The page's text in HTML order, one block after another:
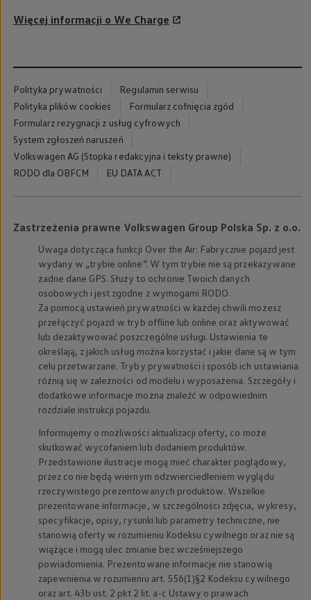
Urządzenia ładujące
Ochrona i pielęgnacja
Elektronika i rozrywka
Aktualizacje oprogramowania, map i radia
Aplikacje Volkswagen, logowanie i sklep
Znajdź usługi dla swojego modelu
Połączenie telefonu komórkowego z pojazdem
We Charge
Strefa kierowcy
Elektroniczna Instrukcja Obsługi
Informacje dla klientów
Starsze modele i generacje – archiwum oraz
Certyfikaty
Wszystkie usługi
Oferty serwisowe
Dla przyszłych użytkowników Volkswagena
Dla obecnych użytkowników Volkswagena
Sezonowe usługi serwisowe
Korzyści autoryzowanego serwisowania
Informacje dla warsztatów
Świat Volkswagena
Volkswagen Magazine
Lifestyle
Eksploatacja
Samochody hybrydowe
SUV-y
Elektromobilność
Rozwój
Technologia
Nowy samochód krok po kroku – poradnik
Samochody ekonomiczne i ekologiczne
Technologie i bezpieczeństwo
Odwiedź Volkswagen Home
Warto wybrać Volkswagena
Infolinia Volkswagen
Podcast Elektrycznie Tematyczni
Umów się na Serwis
Newsletter ID.
Społeczność Volkswagena
Znajdź Dealera
Zapisz się na jazdę próbną
Więcej informacji o We Charge
Polityka prywatności
Regulamin serwisu
Polityka plików cookies
Formularz cofnięcia zgód
Formularz rezygnacji z usług cyfrowych
System zgłoszeń naruszeń
Volkswagen AG (Stopka redakcyjna i teksty prawne)
RODO dla OBFCM
EU DATA ACT
Zastrzeżenia prawne Volkswagen Group Polska Sp. z o.o.
Uwaga dotycząca funkcji Over the Air: Fabrycznie pojazd jest
wydany w „trybie online”. W tym trybie nie są przekazywane
żadne dane GPS. Służy to ochronie Twoich danych
osobowych i jest zgodne z wymogami RODO.
Za pomocą ustawień prywatności w każdej chwili możesz
przełączyć pojazd w tryb offline lub online oraz aktywować
lub dezaktywować poszczególne usługi. Ustawienia te
określają, z jakich usług można korzystać i jakie dane są w tym
celu przetwarzane. Tryby prywatności i sposób ich ustawiania
różnią się w zależności od modelu i wyposażenia. Szczegóły i
dodatkowe informacje można znaleźć w odpowiednim
rozdziale instrukcji pojazdu.
Informujemy o możliwości aktualizacji oferty, co może
skutkować wycofaniem lub dodaniem produktów.
Przedstawione ilustracje mogą mieć charakter poglądowy,
przez co nie będą wiernym odzwierciedleniem wyglądu
rzeczywistego prezentowanych produktów. Wszelkie
prezentowane informacje, w szczególności zdjęcia, wykresy,
specyfikacje, opisy, rysunki lub parametry techniczne, nie
stanowią oferty w rozumieniu Kodeksu cywilnego oraz nie są
wiążące i mogą ulec zmianie bez wcześniejszego
powiadomienia. Prezentowane informacje nie stanowią
zapewnienia w rozumieniu art. 556(1)§2 Kodeksu cywilnego
oraz art. 43b ust. 2 pkt 2 lit. a-c Ustawy o prawach